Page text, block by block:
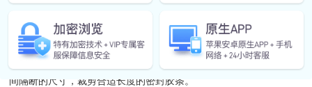
1. 准备工作
在安装防水密封胶条之前，需要做好充分的准备工作。首先，清理卫
生间隔断的缝隙和表面，确保无灰尘、油污和杂物。其次，根据卫生
间隔断的尺寸，裁剪合适长度的密封胶条。